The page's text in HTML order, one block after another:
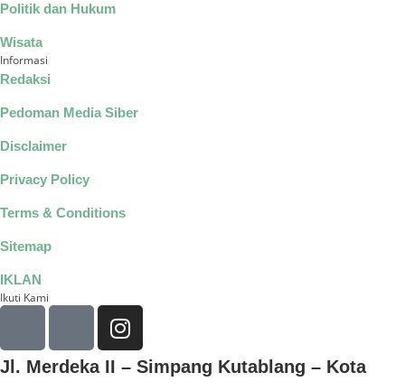
Politik dan Hukum
Wisata
Informasi
Redaksi
Pedoman Media Siber
Disclaimer
Privacy Policy
Terms & Conditions
Sitemap
IKLAN
Ikuti Kami
Jl. Merdeka II – Simpang Kutablang – Kota